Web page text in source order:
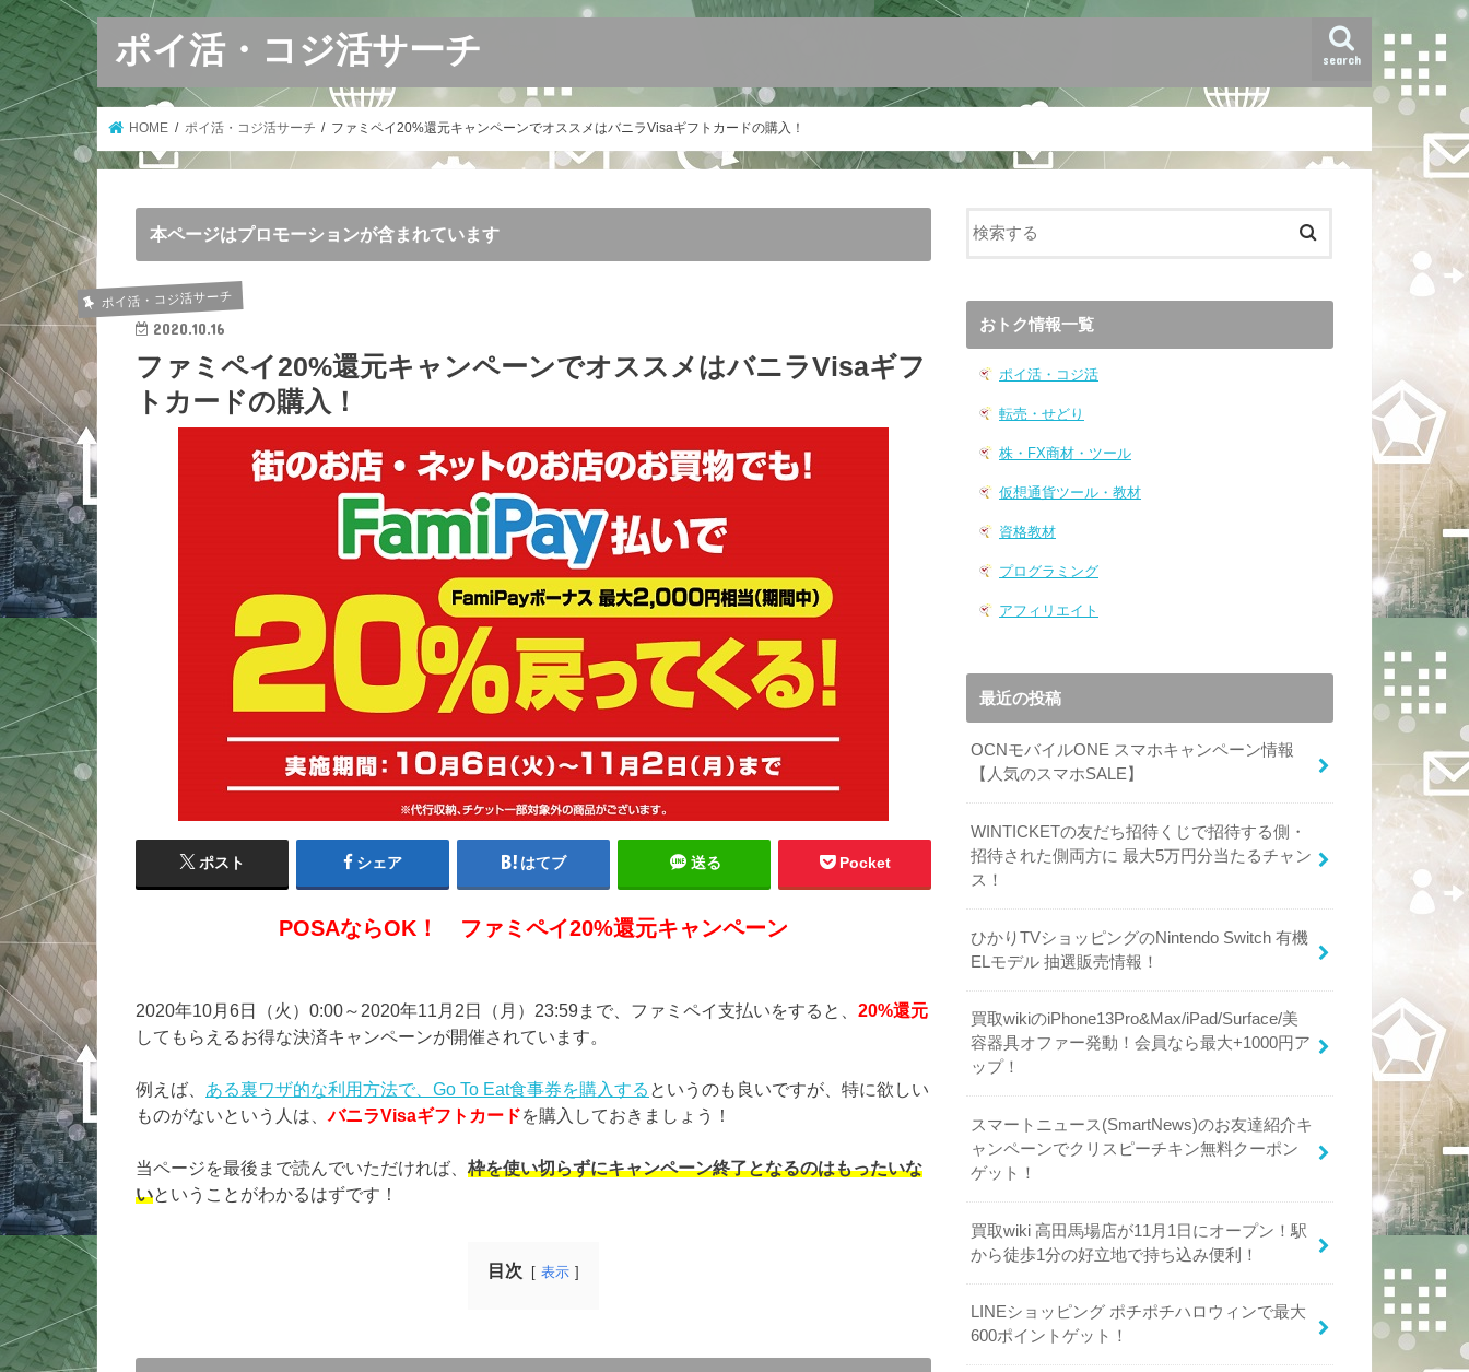
ポイ活・コジ活サーチ search
HOME ポイ活・コジ活サーチ ファミペイ20%還元キャンペーンでオススメはバニラVisaギフトカードの購入！
本ページはプロモーションが含まれています
ポイ活・コジ活サーチ
2020.10.16
ファミペイ20%還元キャンペーンでオススメはバニラVisaギフ
トカードの購入！
ポスト シェア はてブ 送る Pocket
POSAならOK！ ファミペイ20%還元キャンペーン
2020年10月6日（火）0:00～2020年11月2日（月）23:59まで、ファミペイ支払いをすると、 20%還元
してもらえるお得な決済キャンペーンが開催されています。
例えば、 ある裏ワザ的な利用方法で、Go To Eat食事券を購入する というのも良いですが、特に欲しい
ものがないという人は、バニラVisaギフトカードを購入しておきましょう！
当ページを最後まで読んでいただければ、 枠を使い切らずにキャンペーン終了となるのはもったいな
いということがわかるはずです！
目次 表示
おトク情報一覧
ポイ活・コジ活
転売・せどり
株・FX商材・ツール
仮想通貨ツール・教材
資格教材
プログラミング
アフィリエイト
最近の投稿
OCNモバイルONE スマホキャンペーン情報
【人気のスマホSALE】
WINTICKETの友だち招待くじで招待する側・
招待された側両方に 最大5万円分当たるチャン
ス！
ひかりTVショッピングのNintendo Switch 有機
ELモデル 抽選販売情報！
買取wikiのiPhone13Pro&Max/iPad/Surface/美
容器具オファー発動！会員なら最大+1000円ア
ップ！
スマートニュース(SmartNews)のお友達紹介キ
ャンペーンでクリスピーチキン無料クーポン
ゲット！
買取wiki 高田馬場店が11月1日にオープン！駅
から徒歩1分の好立地で持ち込み便利！
LINEショッピング ポチポチハロウィンで最大
600ポイントゲット！